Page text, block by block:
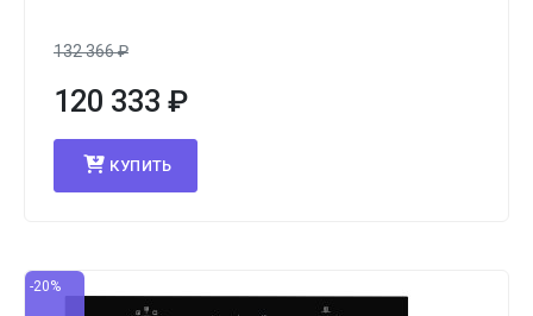
132 366₽
120 333 ₽
КУПИТЬ
-20%